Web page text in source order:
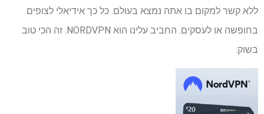
ללא קשר למקום בו אתה נמצא בעולם. כל כך אידיאלי לצופים
בחופשה או לעסקים. החביב עלינו הוא NORDVPN. זה הכי טוב
בשוק: